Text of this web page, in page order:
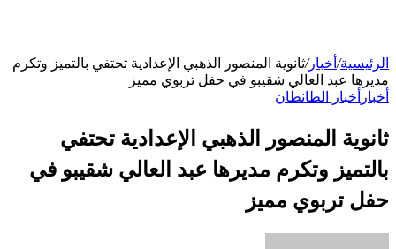
الرئيسية/ أخبار/ثانوية المنصور الذهبي الإعدادية تحتفي بالتميز وتكرم
مديرها عبد العالي شقيبو في حفل تربوي مميز
أخبار أخبار الطانطان
ثانوية المنصور الذهبي الإعدادية تحتفي
بالتميز وتكرم مديرها عبد العالي شقيبو في
حفل تربوي مميز